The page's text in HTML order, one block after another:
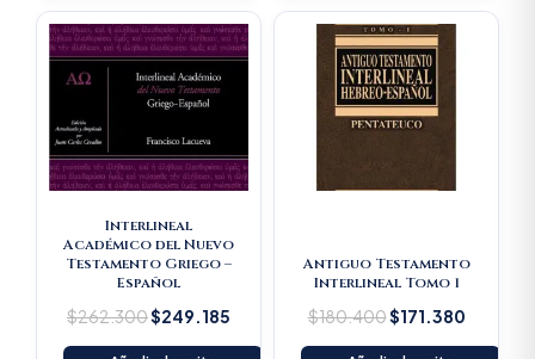
Interlineal
Académico del Nuevo
Testamento Griego –
Español
$262.300
Original
price
was:
$262.300.
$249.185
Current
price
is:
Antiguo Testamento
Interlineal Tomo 1
$180.400
Original
price
was:
$180.400.
$171.380
Current